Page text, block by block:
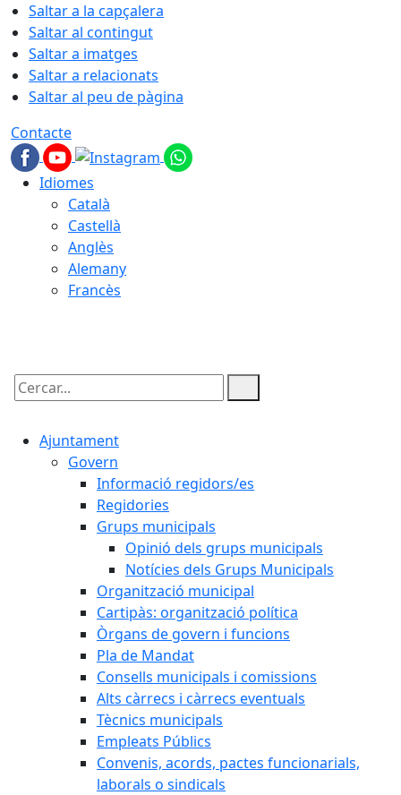
Saltar a la capçalera
Saltar al contingut
Saltar a imatges
Saltar a relacionats
Saltar al peu de pàgina
Contacte
Idiomes
Català
Castellà
Anglès
Alemany
Francès
Cercar:
Ajuntament
Govern
Informació regidors/es
Regidories
Grups municipals
Opinió dels grups municipals
Notícies dels Grups Municipals
Organització municipal
Cartipàs: organització política
Òrgans de govern i funcions
Pla de Mandat
Consells municipals i comissions
Alts càrrecs i càrrecs eventuals
Tècnics municipals
Empleats Públics
Convenis, acords, pactes funcionarials,
laborals o sindicals